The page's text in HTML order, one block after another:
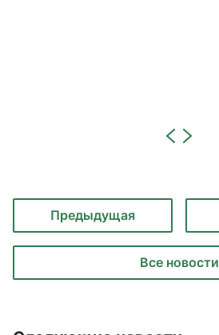
Предыдущая
Все новости